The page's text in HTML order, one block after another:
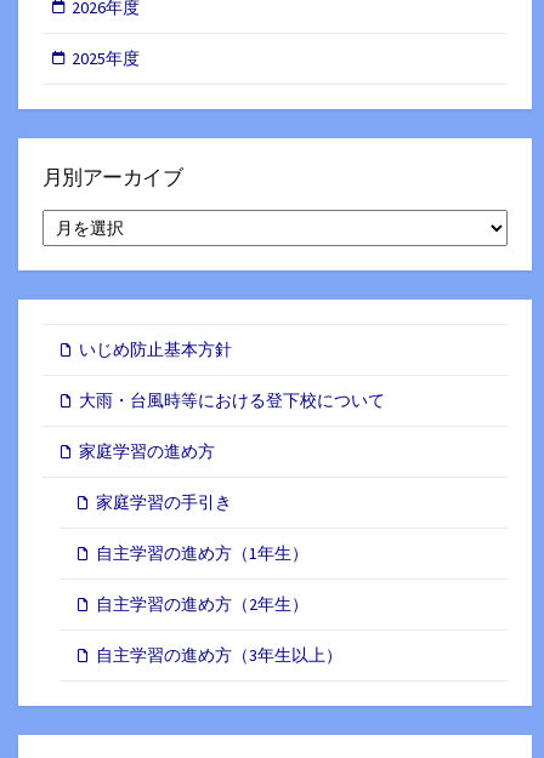
2026年度
2025年度
月別アーカイブ
別
ア
いじめ防止基本方針
大雨・台風時等における登下校について
家庭学習の進め方
家庭学習の手引き
自主学習の進め方（1年生）
自主学習の進め方（2年生）
自主学習の進め方（3年生以上）